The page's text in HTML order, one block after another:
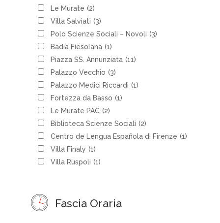
Le Murate (2)
Villa Salviati (3)
Polo Scienze Sociali – Novoli (3)
Badia Fiesolana (1)
Piazza SS. Annunziata (11)
Palazzo Vecchio (3)
Palazzo Medici Riccardi (1)
Fortezza da Basso (1)
Le Murate PAC (2)
Biblioteca Scienze Sociali (2)
Centro de Lengua Española di Firenze (1)
Villa Finaly (1)
Villa Ruspoli (1)
Fascia Oraria